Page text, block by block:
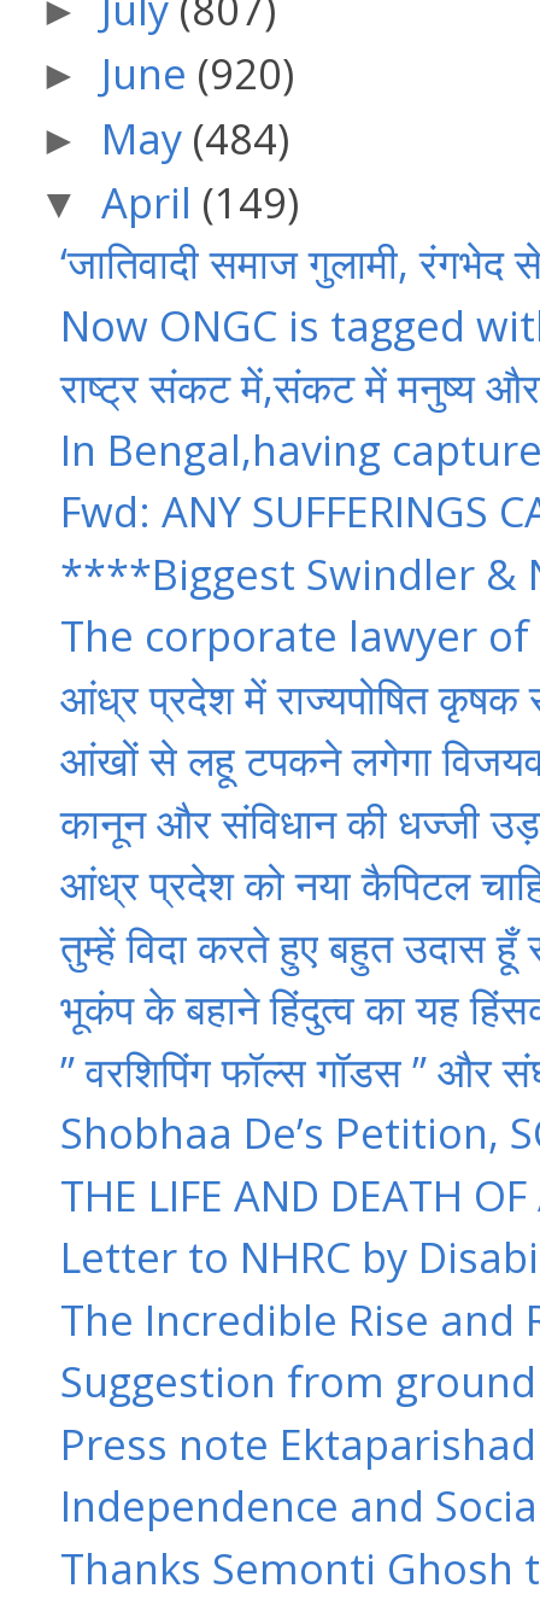
►
► June (920)
► May (484)
▼ April (149)
‘जातिवादी समाज गुलामी,
Now ONGC is tagged
राष्ट्र संकट में,संकट में मनुष्य
In Bengal,having
Fwd: ANY SUFFERINGS
****Biggest Swindler
The corporate lawyer
आंध्र प्रदेश में राज्यपोषित कृषक
आंखों से लहू टपकने लगेगा
कानून और संविधान की धज्जी
आंध्र प्रदेश को नया कैपिटल
तुम्हें विदा करते हुए बहुत उदास
भूकंप के बहाने हिंदुत्व का यह
” वरशिपिंग फॉल्स गॉडस ” और
Shobhaa De’s Petition,
THE LIFE AND DEATH
Letter to NHRC by
The Incredible Rise and
Suggestion from ground
Press note Ektaparishad
Independence and
Thanks Semonti Ghosh